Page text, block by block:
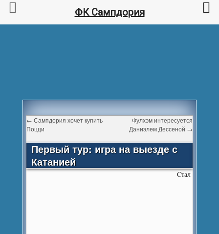
← Сампдория хочет купить
Поцци
Фулхэм интересуется
Даниэлем Дессеной →
Первый тур: игра на выезде с
Катанией
Cтал
ФК Сампдория